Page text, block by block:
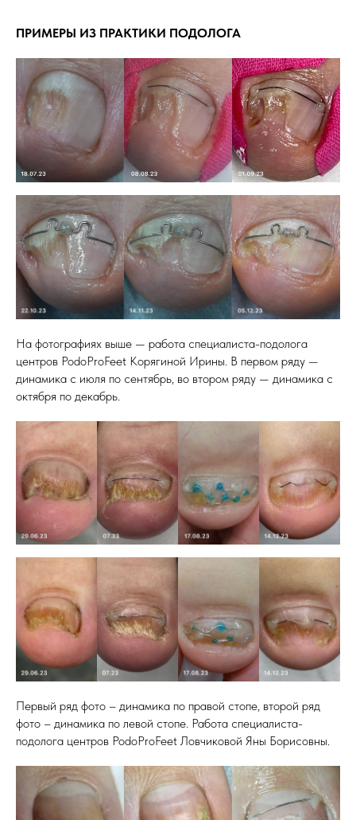
ПРИМЕРЫ ИЗ ПРАКТИКИ ПОДОЛОГА
На фотографиях выше — работа специалиста-подолога
центров PodoProFeet Корягиной Ирины. В первом ряду —
динамика с июля по сентябрь, во втором ряду — динамика с
октября по декабрь.
Первый ряд фото – динамика по правой стопе, второй ряд
фото – динамика по левой стопе. Работа специалиста-
подолога центров PodoProFeet Ловчиковой Яны Борисовны.